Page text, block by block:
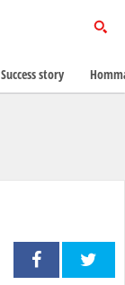
Success story